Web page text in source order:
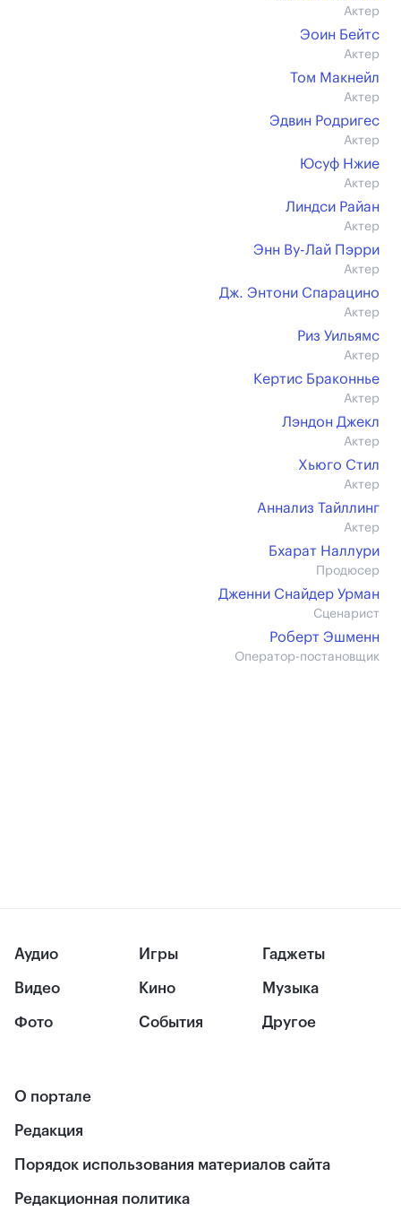
Актер
Эоин Бейтс
Актер
Том Макнейл
Актер
Эдвин Родригес
Актер
Юсуф Нжие
Актер
Линдси Райан
Актер
Энн Ву-Лай Пэрри
Актер
Дж. Энтони Спарацино
Актер
Риз Уильямс
Актер
Кертис Браконнье
Актер
Лэндон Джекл
Актер
Хьюго Стил
Актер
Аннализ Тайллинг
Актер
Бхарат Наллури
Продюсер
Дженни Снайдер Урман
Сценарист
Роберт Эшменн
Оператор-постановщик
Аудио
Видео
Фото
Игры
Кино
События
Гаджеты
Музыка
Другое
О портале
Редакция
Порядок использования материалов сайта
Редакционная политика